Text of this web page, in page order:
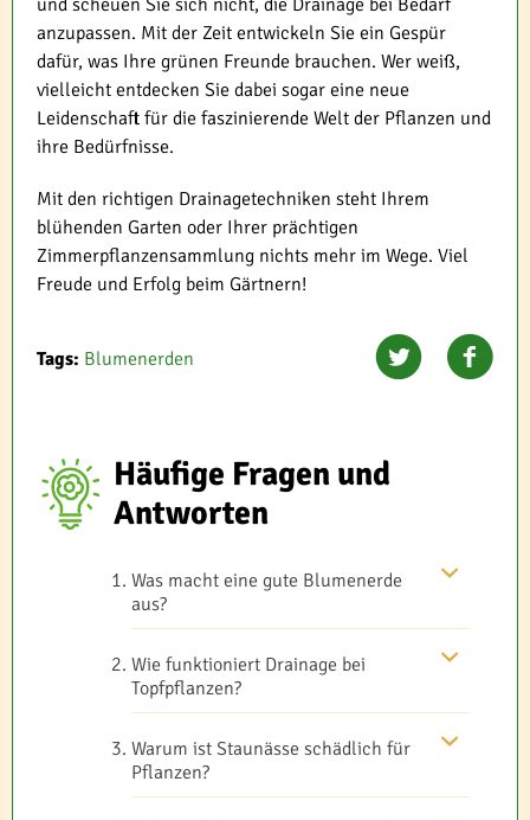
und scheuen Sie sich nicht, die Drainage bei Bedarf
anzupassen. Mit der Zeit entwickeln Sie ein Gespür
dafür, was Ihre grünen Freunde brauchen. Wer weiß,
vielleicht entdecken Sie dabei sogar eine neue
Leidenschaft für die faszinierende Welt der Pflanzen und
ihre Bedürfnisse.
Mit den richtigen Drainagetechniken steht Ihrem
blühenden Garten oder Ihrer prächtigen
Zimmerpflanzensammlung nichts mehr im Wege. Viel
Freude und Erfolg beim Gärtnern!
Tags: Blumenerden
Häufige Fragen und
Antworten
Was macht eine gute Blumenerde
aus?
Wie funktioniert Drainage bei
Topfpflanzen?
Warum ist Staunässe schädlich für
Pflanzen?